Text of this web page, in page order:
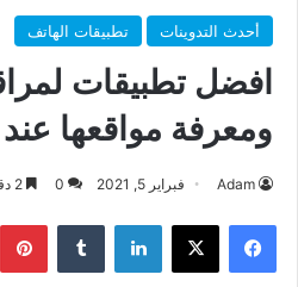
أحدث التدوينات تطبيقات الهاتف
افضل تطبيقات
ومعرفة مواقعها عند
Adam فبراير 5, 2021 0
فيسبوك ‫X لينكدإن